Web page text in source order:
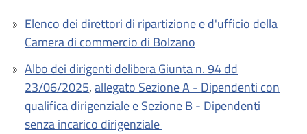
Elenco dei direttori di ripartizione e d'ufficio della
Camera di commercio di Bolzano
Albo dei dirigenti delibera Giunta n. 94 dd
23/06/2025,allegato Sezione A - Dipendenti con
qualifica dirigenziale e Sezione B - Dipendenti
senza incarico dirigenziale